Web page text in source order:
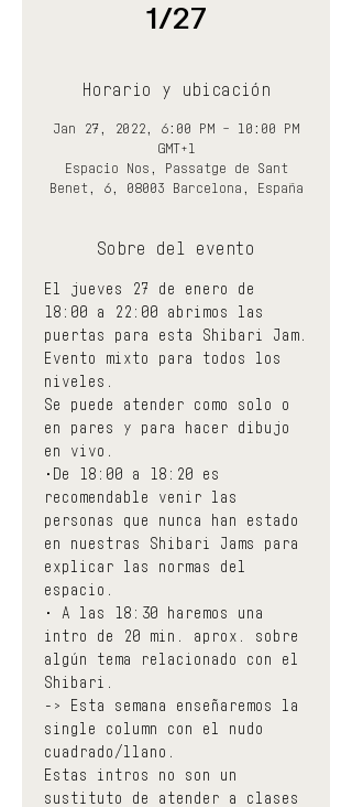
1/27
Horario y ubicación
Jan 27, 2022, 6:00 PM – 10:00 PM
GMT+1
Espacio Nos, Passatge de Sant
Benet, 6, 08003 Barcelona, España
Sobre del evento
El jueves 27 de enero de
18:00 a 22:00 abrimos las
puertas para esta Shibari Jam.
Evento mixto para todos los
niveles.
Se puede atender como solo o
en pares y para hacer dibujo
en vivo.
•De 18:00 a 18:20 es
recomendable venir las
personas que nunca han estado
en nuestras Shibari Jams para
explicar las normas del
espacio.
• A las 18:30 haremos una
intro de 20 min. aprox. sobre
algún tema relacionado con el
Shibari.
-> Esta semana enseñaremos la
single column con el nudo
cuadrado/llano.
Estas intros no son un
sustituto de atender a clases